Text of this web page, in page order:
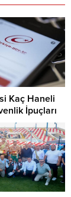
Kaç Haneli
İpuçları